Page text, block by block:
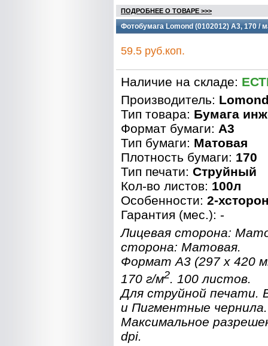
ПОДРОБНЕЕ О ТОВАРЕ >>>
Фотобумага Lomond (0102012) A3, 170 /
59.5 руб.коп.
Наличие на складе:
Производитель:
Тип товара: Бумага
Формат бумаги: A3
Тип бумаги: Матовая
Плотность бумаги: 170
Тип печати: Струйный
Кол-во листов: 100л
Особенности: 2-
Гарантия (мес.): -
Лицевая сторона:
сторона: Матовая.
Формат A3 (297 x 420
170 г/м2. 100 листов.
Для струйной печати.
и Пигментные чернила.
Максимальное
dpi.